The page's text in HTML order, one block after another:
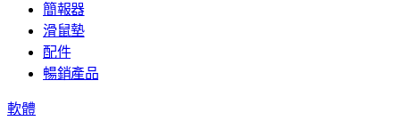
簡報器
滑鼠墊
配件
暢銷產品
軟體